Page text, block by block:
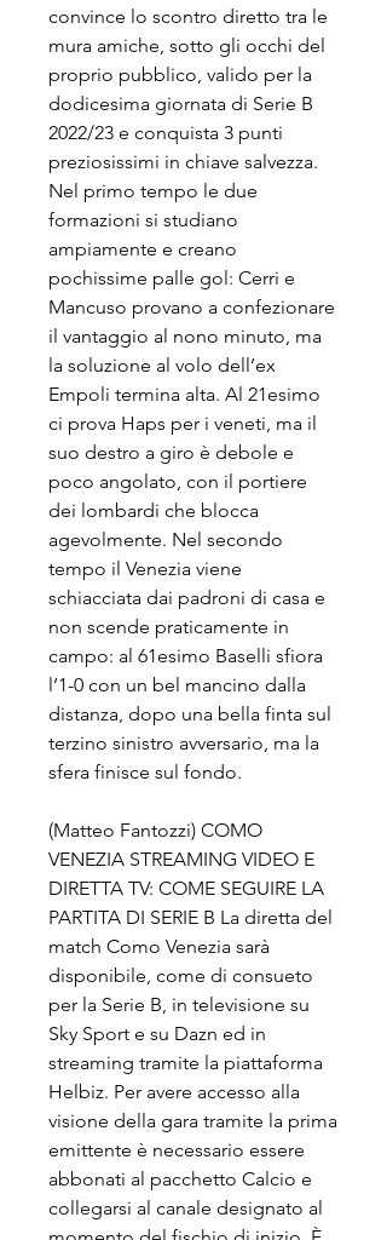
convince lo scontro diretto tra le
mura amiche, sotto gli occhi del
proprio pubblico, valido per la
dodicesima giornata di Serie B
2022/23 e conquista 3 punti
preziosissimi in chiave salvezza.
Nel primo tempo le due
formazioni si studiano
ampiamente e creano
pochissime palle gol: Cerri e
Mancuso provano a confezionare
il vantaggio al nono minuto, ma
la soluzione al volo dell’ex
Empoli termina alta. Al 21esimo
ci prova Haps per i veneti, ma il
suo destro a giro è debole e
poco angolato, con il portiere
dei lombardi che blocca
agevolmente. Nel secondo
tempo il Venezia viene
schiacciata dai padroni di casa e
non scende praticamente in
campo: al 61esimo Baselli sfiora
l’1-0 con un bel mancino dalla
distanza, dopo una bella finta sul
terzino sinistro avversario, ma la
sfera finisce sul fondo.
(Matteo Fantozzi) COMO
VENEZIA STREAMING VIDEO E
DIRETTA TV: COME SEGUIRE LA
PARTITA DI SERIE B La diretta del
match Como Venezia sarà
disponibile, come di consueto
per la Serie B, in televisione su
Sky Sport e su Dazn ed in
streaming tramite la piattaforma
Helbiz. Per avere accesso alla
visione della gara tramite la prima
emittente è necessario essere
abbonati al pacchetto Calcio e
collegarsi al canale designato al